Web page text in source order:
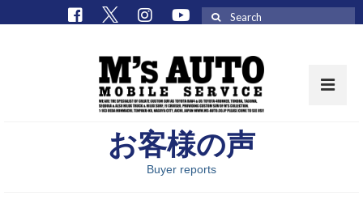
取扱車種一覧お客様の声
Buyer reports